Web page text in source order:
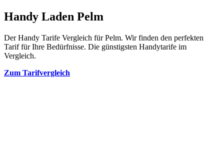
Handy Laden Pelm
Der Handy Tarife Vergleich für Pelm. Wir finden den perfekten
Tarif für Ihre Bedürfnisse. Die günstigsten Handytarife im
Vergleich.
Zum Tarifvergleich